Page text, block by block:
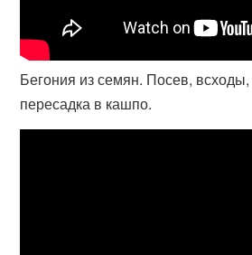
Бегония из семян. Посев,
пересадка в кашпо.